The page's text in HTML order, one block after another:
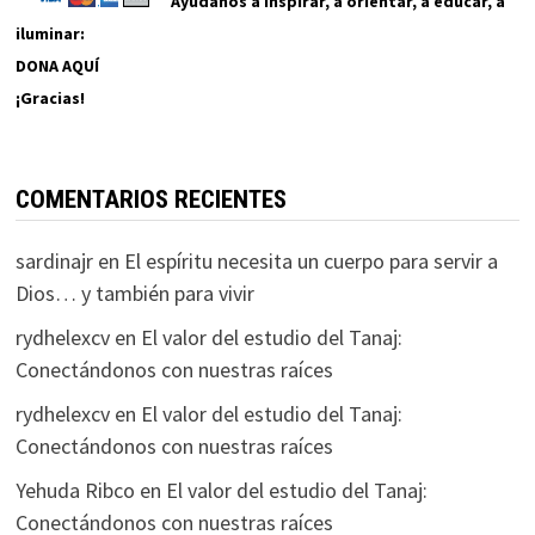
iluminar:
DONA AQUÍ
¡Gracias!
COMENTARIOS RECIENTES
sardinajren El espíritu necesita un cuerpo para servir a
Dios… y también para vivir
rydhelexcven El valor del estudio del Tanaj:
Conectándonos con nuestras raíces
rydhelexcven El valor del estudio del Tanaj:
Conectándonos con nuestras raíces
Yehuda Ribco en El valor del estudio del Tanaj:
Conectándonos con nuestras raíces